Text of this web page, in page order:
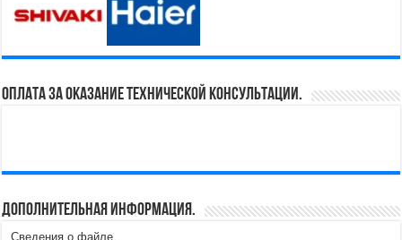
Оплата за оказание технической консультации.
Дополнительная информация.
Сведения о файле.